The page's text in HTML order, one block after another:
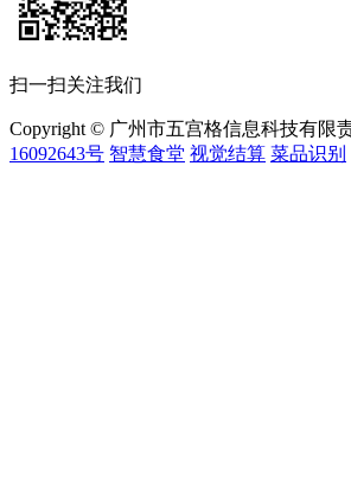
扫一扫关注我们
Copyright © 广州市五宫格信息科技有限
16092643号 智慧食堂 视觉结算 菜品识别